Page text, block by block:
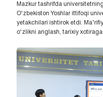
Mazkur tashrifda
O‘zbekiston Yoshlar ittifoqi
yetakchilari ishtirok etdi.
o‘zlikni anglash, tarixiy